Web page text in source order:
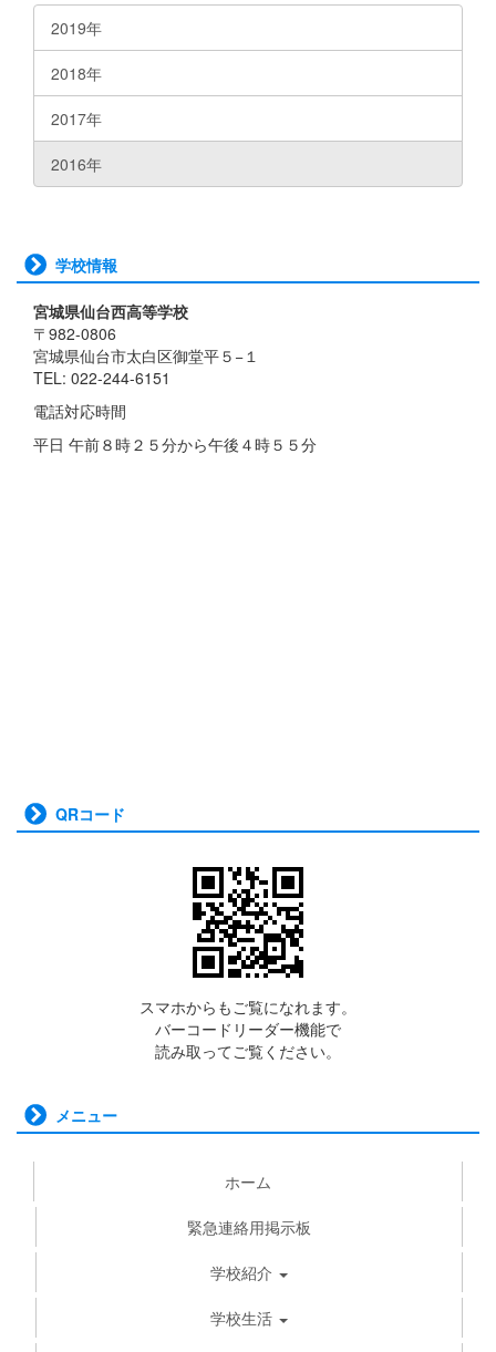
2019年
2018年
2017年
2016年
学校情報
宮城県仙台西高等学校
〒982-0806
宮城県仙台市太白区御堂平５−１
TEL: 022-244-6151
電話対応時間
平日 午前８時２５分から午後４時５５分
QRコード
スマホからもご覧になれます。
バーコードリーダー機能で
読み取ってご覧ください。
メニュー
ホーム
緊急連絡用掲示板
学校紹介
学校生活